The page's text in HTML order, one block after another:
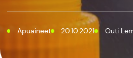
Apuaineet 20.10.2021 Outi